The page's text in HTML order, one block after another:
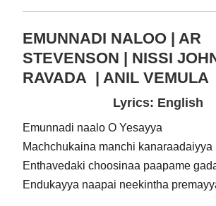
EMUNNADI NALOO | AR
STEVENSON | NISSI
RAVADA | ANIL VEMULA
Lyrics: English
Emunnadi naalo O Yesayya
Machchukaina manchi kanaraadaiyya
Enthavedaki choosinaa paapame
Endukayya naapai neekintha